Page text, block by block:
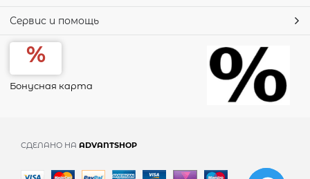
Сервис и помощь
Бонусная карта
СДЕЛАНО НА ADVANTSHOP